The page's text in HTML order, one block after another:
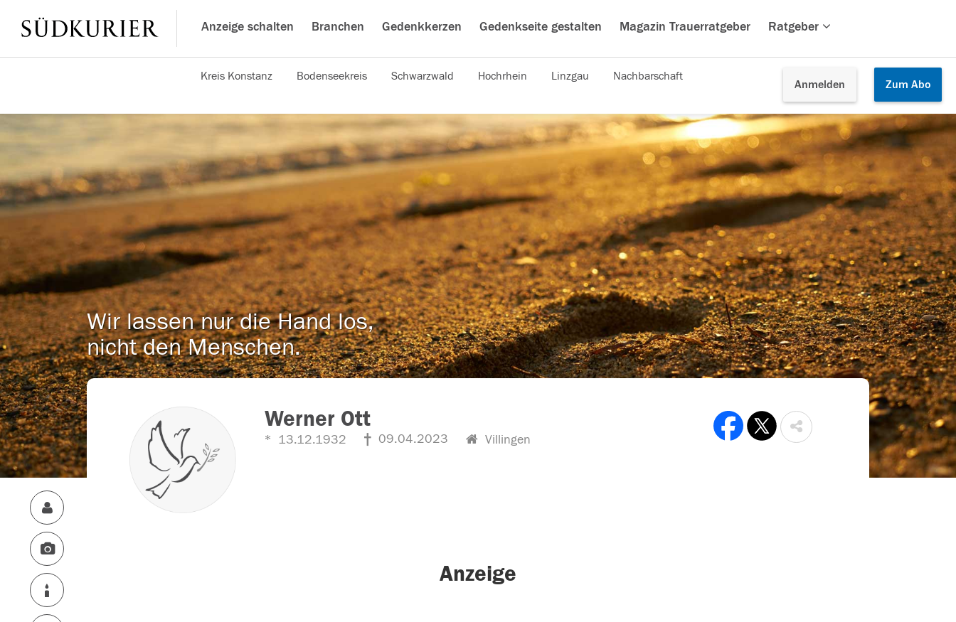
Anzeige schalten Branchen Gedenkkerzen Gedenkseite gestalten Magazin Trauerratgeber Ratgeber
Anmelden Zum Abo
Kreis Konstanz Bodenseekreis Schwarzwald Hochrhein Linzgau Nachbarschaft
Wir lassen nur die Hand los,
nicht den Menschen.
Werner Ott
13.12.1932 09.04.2023 Villingen
Anzeige